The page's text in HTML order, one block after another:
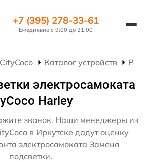
+7 (395) 278-33-61
Ежедневно с 9:00 до 21:00
Каталог устройств
электросамоката
Harley
звонок. Наши менеджеры из
в Иркутске дадут оценку
электросамоката Замена
подсветки.